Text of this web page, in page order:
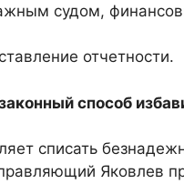
судом,
отчетности.
способ
списать
Яковлев